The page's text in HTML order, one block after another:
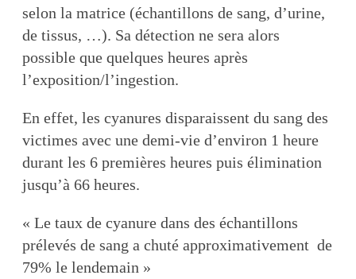
selon la matrice (échantillons de sang, d’urine,
de tissus, …). Sa détection ne sera alors
possible que quelques heures après
l’exposition/l’ingestion.
En effet, les cyanures disparaissent du sang des
victimes avec une demi-vie d’environ 1 heure
durant les 6 premières heures puis élimination
jusqu’à 66 heures.
« Le taux de cyanure dans des échantillons
prélevés de sang a chuté approximativement de
79% le lendemain »